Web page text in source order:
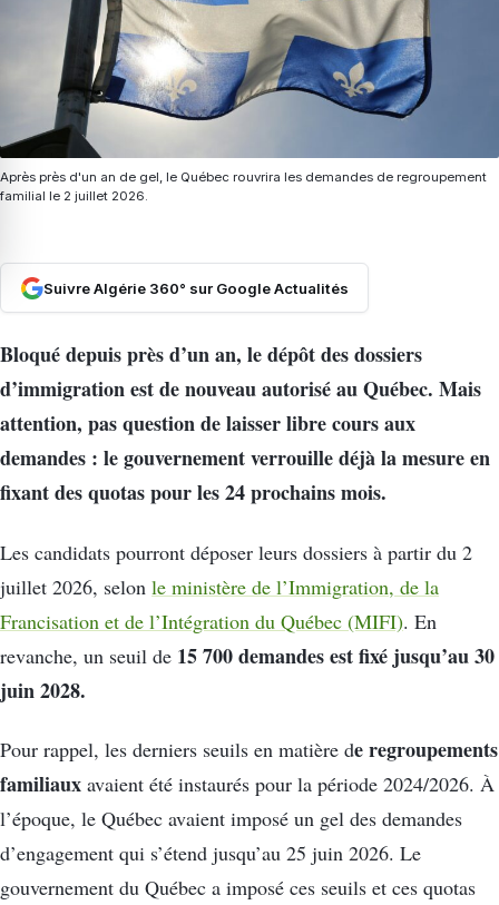
Après près d'un an de gel, le Québec rouvrira les demandes de regroupement
familial le 2 juillet 2026.
Suivre Algérie 360° sur Google Actualités
Bloqué depuis près d’un an, le dépôt des dossiers
d’immigration est de nouveau autorisé au Québec. Mais
attention, pas question de laisser libre cours aux
demandes : le gouvernement verrouille déjà la mesure en
fixant des quotas pour les 24 prochains mois.
Les candidats pourront déposer leurs dossiers à partir du 2
juillet 2026, selon le ministère de l’Immigration, de la
Francisation et de l’Intégration du Québec (MIFI). En
revanche, un seuil de 15 700 demandes est fixé jusqu’au 30
juin 2028.
Pour rappel, les derniers seuils en matière de regroupements
familiaux avaient été instaurés pour la période 2024/2026. À
l’époque, le Québec avaient imposé un gel des demandes
d’engagement qui s’étend jusqu’au 25 juin 2026. Le
gouvernement du Québec a imposé ces seuils et ces quotas